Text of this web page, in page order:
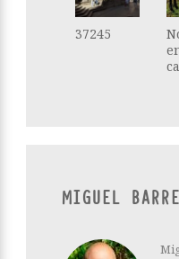
37245
MIGUEL